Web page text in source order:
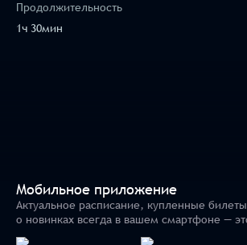
Продолжительность
1ч 30мин
Мобильное приложение
Актуальное расписание, купленные
о новинках всегда в вашем смартфоне —